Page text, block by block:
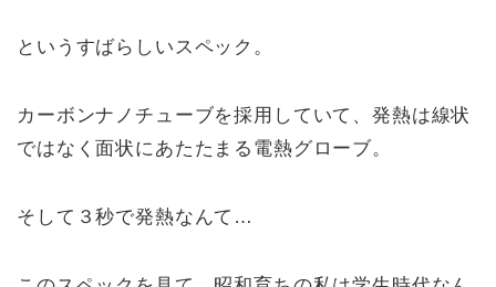
というすばらしいスペック。
カーボンナノチューブを採用していて、発熱は線状
ではなく面状にあたたまる電熱グローブ。
そして３秒で発熱なんて…